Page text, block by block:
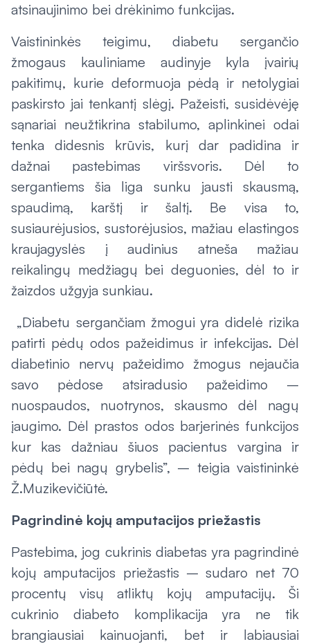
atsinaujinimo bei drėkinimo funkcijas.
Vaistininkės teigimu, diabetu sergančio
žmogaus kauliniame audinyje kyla įvairių
pakitimų, kurie deformuoja pėdą ir netolygiai
paskirsto jai tenkantį slėgį. Pažeisti, susidėvėję
sąnariai neužtikrina stabilumo, aplinkinei odai
tenka didesnis krūvis, kurį dar padidina ir
dažnai pastebimas viršsvoris. Dėl to
sergantiems šia liga sunku jausti skausmą,
spaudimą, karštį ir šaltį. Be visa to,
susiaurėjusios, sustorėjusios, mažiau elastingos
kraujagyslės į audinius atneša mažiau
reikalingų medžiagų bei deguonies, dėl to ir
žaizdos užgyja sunkiau.
„Diabetu sergančiam žmogui yra didelė rizika
patirti pėdų odos pažeidimus ir infekcijas. Dėl
diabetinio nervų pažeidimo žmogus nejaučia
savo pėdose atsiradusio pažeidimo –
nuospaudos, nuotrynos, skausmo dėl nagų
įaugimo. Dėl prastos odos barjerinės funkcijos
kur kas dažniau šiuos pacientus vargina ir
pėdų bei nagų grybelis”, – teigia vaistininkė
Ž.Muzikevičiūtė.
Pagrindinė kojų amputacijos priežastis
Pastebima, jog cukrinis diabetas yra pagrindinė
kojų amputacijos priežastis – sudaro net 70
procentų visų atliktų kojų amputacijų. Ši
cukrinio diabeto komplikacija yra ne tik
brangiausiai kainuojanti, bet ir labiausiai